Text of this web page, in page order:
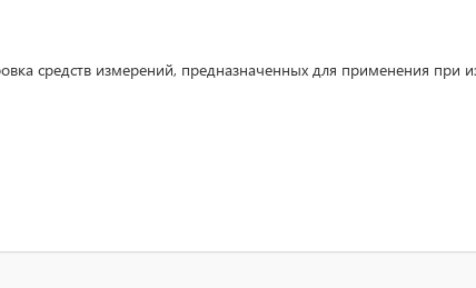
средств измерений, предназначенных для применения при